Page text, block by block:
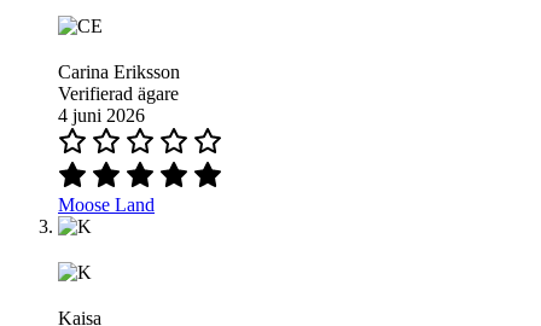
Carina Eriksson
Verifierad ägare
4 juni 2026
Moose Land
Kaisa